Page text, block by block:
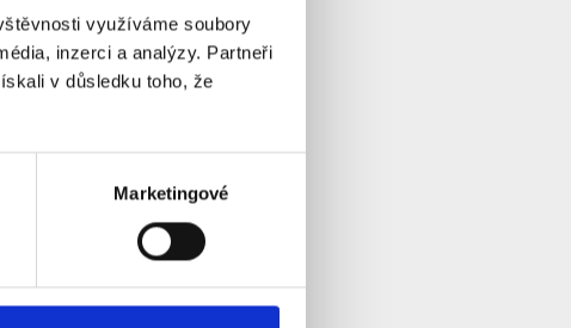
využíváme soubory
inzerci a analýzy. Partneři
v důsledku toho, že
Marketingové